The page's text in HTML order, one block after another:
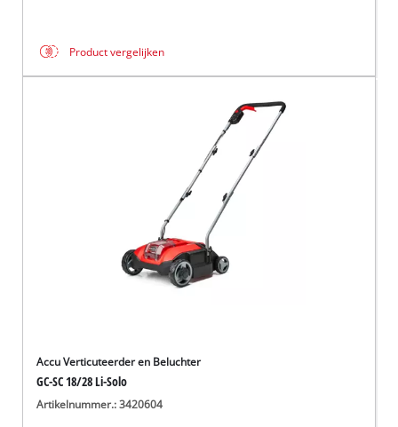
Product vergelijken
Accu Verticuteerder en Beluchter
GC-SC 18/28 Li-Solo
Artikelnummer.: 3420604